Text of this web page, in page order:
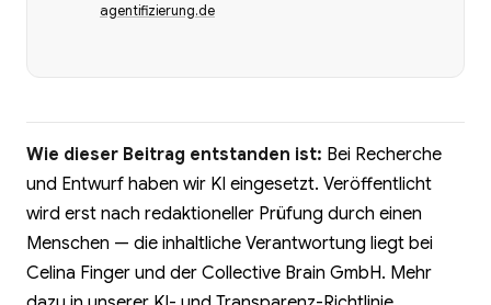
agentifizierung.de
Wie dieser Beitrag entstanden ist: Bei Recherche
und Entwurf haben wir KI eingesetzt. Veröffentlicht
wird erst nach redaktioneller Prüfung durch einen
Menschen — die inhaltliche Verantwortung liegt bei
Celina Finger und der Collective Brain GmbH. Mehr